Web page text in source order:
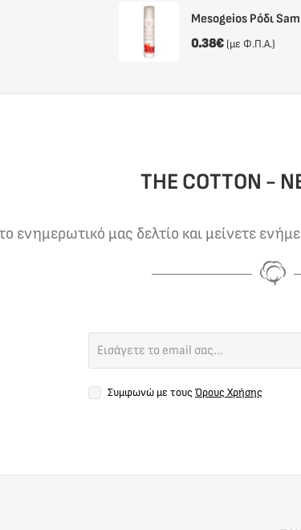
Mesogeios Ρόδι
0.38€ (με Φ.Π.Α.)
THE COTTON -
ενημερωτικό μας δελτίο και μείνετε
Συμφωνώ με τους Όρους Χρήσης